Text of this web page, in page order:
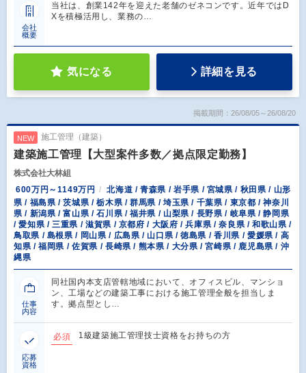
会社
概要
当社は、創業142年を迎えた老舗のゼネコンです。近年ではD
Xを積極活用し、業務の…
気になる 詳細を見る
掲載期間：26/08/05～26/08/20
NEW 施工管理（建築）
建築施工管理【大型案件多数／拠点限定勤務】
株式会社大林組
600万円～1149万円
北海道 / 青森県 / 岩手県 / 宮城県 / 秋田県 / 山形
県 / 福島県 / 茨城県 / 栃木県 / 群馬県 / 埼玉県 / 千葉県 / 東京都 / 神奈川
県 / 新潟県 / 富山県 / 石川県 / 福井県 / 山梨県 / 長野県 / 岐阜県 / 静岡県
/ 愛知県 / 三重県 / 滋賀県 / 京都府 / 大阪府 / 兵庫県 / 奈良県 / 和歌山県 /
鳥取県 / 島根県 / 岡山県 / 広島県 / 山口県 / 徳島県 / 香川県 / 愛媛県 / 高
知県 / 福岡県 / 佐賀県 / 長崎県 / 熊本県 / 大分県 / 宮崎県 / 鹿児島県 / 沖
縄県
仕事
内容
同社国内本支店管轄地域において、オフィスビル、マンショ
ン、工場などの建築工事における施工管理全般を担当しま
す。拠点型とし…
応募
資格
必須 1級建築施工管理技士資格をお持ちの方